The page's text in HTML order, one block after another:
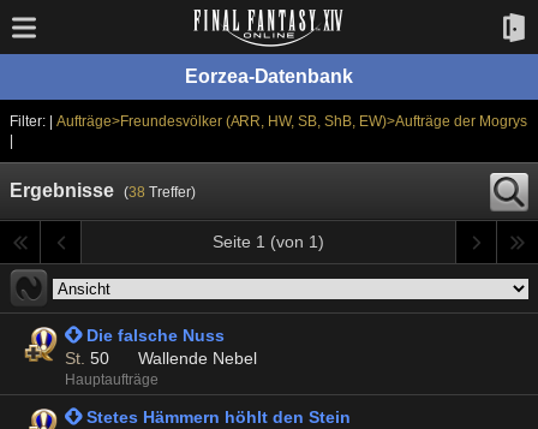
Eorzea-Datenbank
Filter: | Aufträge>Freundesvölker (ARR, HW, SB, ShB, EW)>Aufträge der Mogrys
Ergebnisse (38 Treffer)
Seite 1 (von 1)
 Die falsche Nuss
St. 50 Wallende Nebel
Hauptaufträge
 Stetes Hämmern höhlt den Stein